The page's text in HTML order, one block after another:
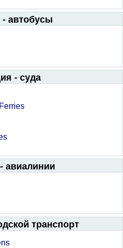
- автобусы
- суда
авиалинии
транспорт